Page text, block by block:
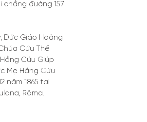
chằng đường 157
Đức Giáo Hoàng
Cứu Thế
Cứu Giúp
Mẹ Hằng Cứu
năm 1865 tại
Rôma.